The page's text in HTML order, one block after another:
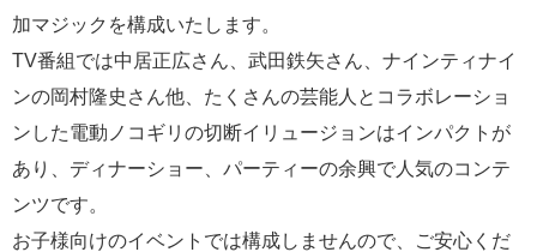
加マジックを構成いたします。
TV番組では中居正広さん、武田鉄矢さん、ナインティナイ
ンの岡村隆史さん他、たくさんの芸能人とコラボレーショ
ンした電動ノコギリの切断イリュージョンはインパクトが
あり、ディナーショー、パーティーの余興で人気のコンテ
ンツです。
お子様向けのイベントでは構成しませんので、ご安心くだ